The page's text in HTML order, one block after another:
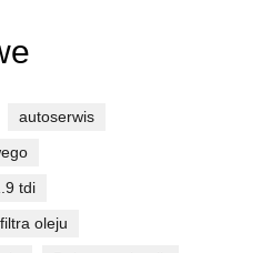
autoserwis
tdi
oleju